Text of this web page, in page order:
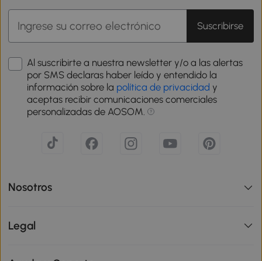
Suscribirse
Al suscribirte a nuestra newsletter y/o a las alertas
por SMS declaras haber leído y entendido la
información sobre la política de privacidad y
aceptas recibir comunicaciones comerciales
personalizadas de AOSOM.
Nosotros
Legal